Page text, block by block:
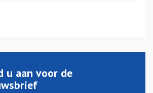
u aan voor de